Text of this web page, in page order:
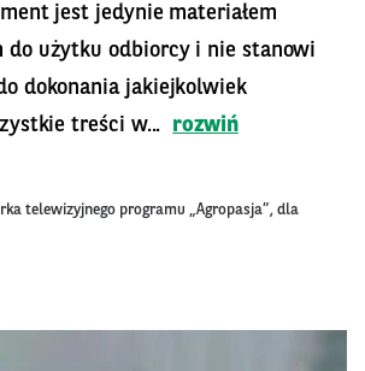
jest jedynie materiałem
do użytku odbiorcy i nie stanowi
dokonania jakiejkolwiek
treści w...
rozwiń
telewizyjnego programu „Agropasja”, dla